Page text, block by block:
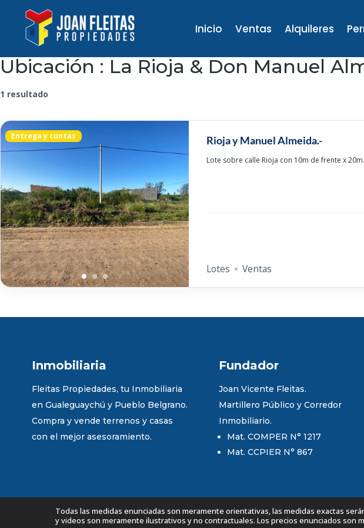
Inicio Ventas Alquileres
Ubicación : La Rioja & Don Manuel
1 resultado
Entrega y cuotas Rioja y Manuel Almeida.-
Lote sobre calle Rioja con 10m de frente x
Lotes Ventas
Inmobiliaria
Fleitas Propiedades, tu Inmobiliaria
en Gualeguaychú y Pueblo Belgrano.
Compra y vende terrenos y casas
con el mejor asesoramiento.
Fundador
Joan Vicente Fleitas.
Martillero Público y Corredor
Inmobiliario.
Mat. COMPER N° 1217
Mat. CCPIER N° 867
Todas las medidas enunciadas son meramente orientativas, las medidas exactas
y videos son meramente ilustrativos y no contractuales. Los precios enunciados son